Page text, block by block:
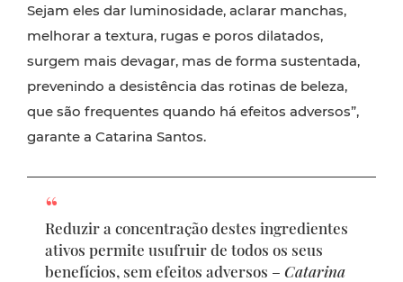
Sejam eles dar luminosidade, aclarar manchas,
melhorar a textura, rugas e poros dilatados,
surgem mais devagar, mas de forma sustentada,
prevenindo a desistência das rotinas de beleza,
que são frequentes quando há efeitos adversos”,
garante a Catarina Santos.
Reduzir a concentração destes ingredientes
ativos permite usufruir de todos os seus
benefícios, sem efeitos adversos – Catarina